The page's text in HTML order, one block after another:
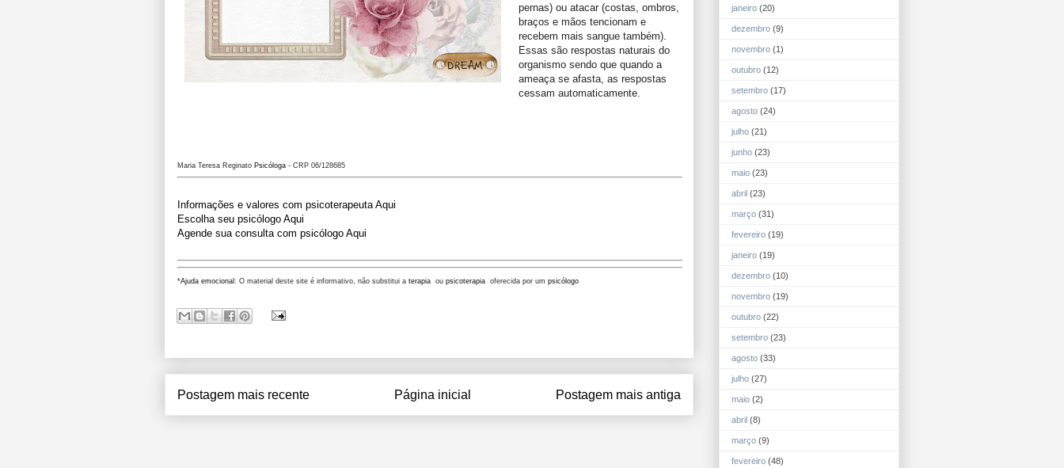
pernas) ou atacar (costas, ombros,
braços e mãos tencionam e
recebem mais sangue também).
Essas são respostas naturais do
organismo sendo que quando a
ameaça se afasta, as respostas
cessam automaticamente.
Maria Teresa Reginato Psicóloga - CRP 06/128685
Informações e valores com psicoterapeuta Aqui
Escolha seu psicólogo Aqui
Agende sua consulta com psicólogo Aqui
*Ajuda emocional : O material deste site é informativo, não substitui a terapia ou psicoterapia oferecida por um psicólogo
Postagem mais recente Postagem mais antiga
Página inicial
janeiro (20)
dezembro (9)
novembro (1)
outubro (12)
setembro (17)
agosto (24)
julho (21)
junho (23)
maio (23)
abril (23)
março (31)
fevereiro (19)
janeiro (19)
dezembro (10)
novembro (19)
outubro (22)
setembro (23)
agosto (33)
julho (27)
maio (2)
abril (8)
março (9)
fevereiro (48)